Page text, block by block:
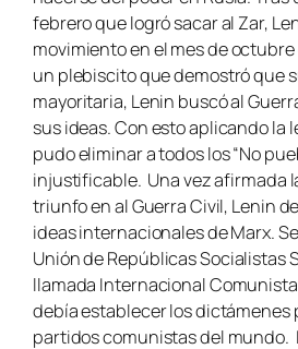
febrero que logró sacar al Zar,
movimiento en el mes de octubre
un plebiscito que demostró que
mayoritaria, Lenin buscó al
sus ideas. Con esto aplicando la
pudo eliminar a todos los “No
injustificable. Una vez afirmada
triunfo en al Guerra Civil, Lenin
ideas internacionales de Marx.
Unión de Repúblicas Socialistas
llamada Internacional
debía establecer los dictámenes
partidos comunistas del mundo.